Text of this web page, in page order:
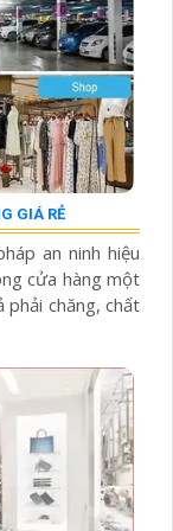
GIÁ RẺ
an ninh hiệu
cửa hàng một
phải chăng, chất